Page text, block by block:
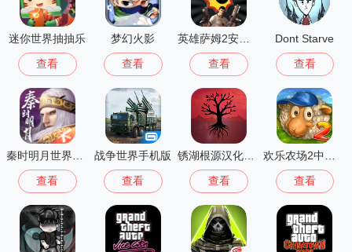
迷你世界抽抽乐
查看
梦幻火影
查看 查看
Dont Starve
查看
秦时明月世界测试服
查看
战争世界手机版
查看
锈湖根源汉化版 3.1.5
查看
欢乐农场2中文版
查看